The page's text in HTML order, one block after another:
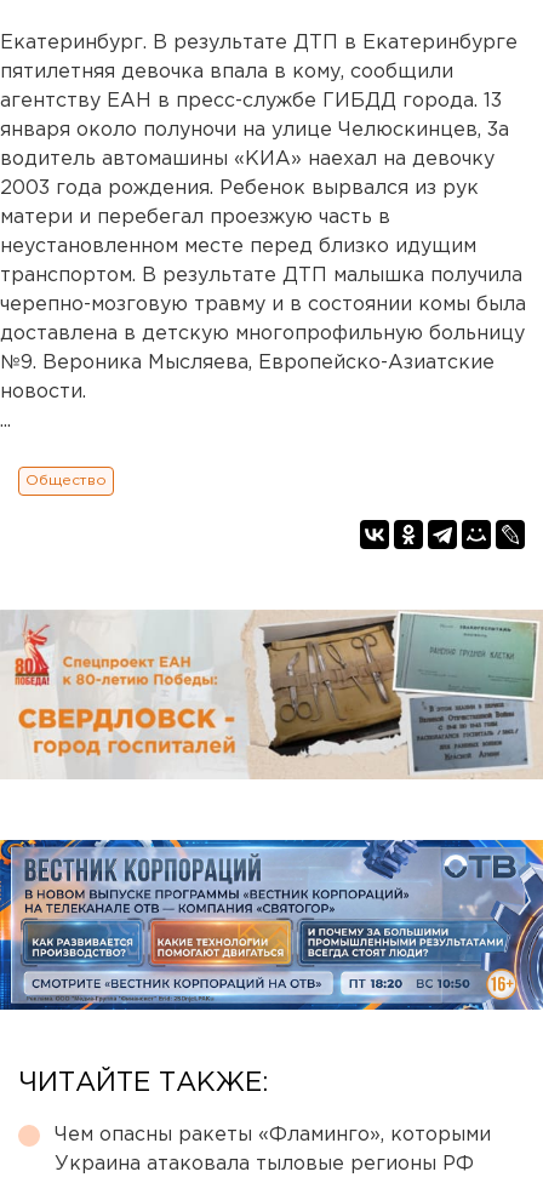
Екатеринбург. В результате ДТП в Екатеринбурге
пятилетняя девочка впала в кому, сообщили
агентству ЕАН в пресс-службе ГИБДД города. 13
января около полуночи на улице Челюскинцев, 3а
водитель автомашины «КИА» наехал на девочку
2003 года рождения. Ребенок вырвался из рук
матери и перебегал проезжую часть в
неустановленном месте перед близко идущим
транспортом. В результате ДТП малышка получила
черепно-мозговую травму и в состоянии комы была
доставлена в детскую многопрофильную больницу
№9. Вероника Мысляева, Европейско-Азиатские
новости.
...
Общество
ЧИТАЙТЕ ТАКЖЕ:
Чем опасны ракеты «Фламинго», которыми
Украина атаковала тыловые регионы РФ